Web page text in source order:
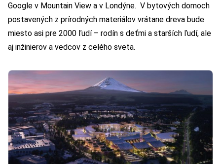
Google v Mountain View a v Londýne. V bytových domoch
postavených z prírodných materiálov vrátane dreva bude
miesto asi pre 2000 ľudí – rodín s deťmi a starších ľudí, ale
aj inžinierov a vedcov z celého sveta.